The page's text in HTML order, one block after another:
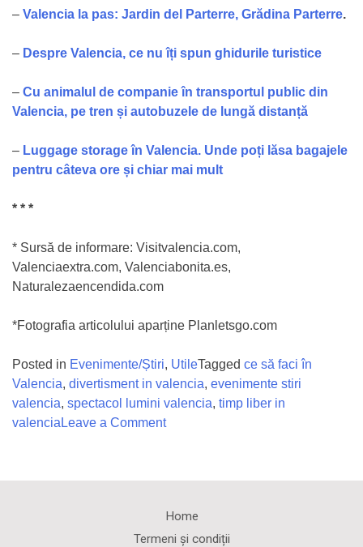
– Valencia la pas: Jardin del Parterre, Grădina Parterre.
– Despre Valencia, ce nu îți spun ghidurile turistice
– Cu animalul de companie în transportul public din
Valencia, pe tren și autobuzele de lungă distanță
– Luggage storage în Valencia. Unde poți lăsa bagajele
pentru câteva ore și chiar mai mult
* * *
* Sursă de informare: Visitvalencia.com,
Valenciaextra.com, Valenciabonita.es,
Naturalezaencendida.com
*Fotografia articolului aparține Planletsgo.com
Posted in Evenimente/Știri, UtileTagged ce să faci în
Valencia, divertisment in valencia, evenimente stiri
valencia, spectacol lumini valencia, timp liber in
valencia Leave a Commenton
să
în
Valencia
Home
Termeni și condiții